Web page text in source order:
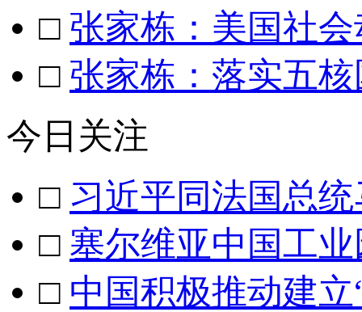
□ 张家栋：美国社
□ 张家栋：落实五
今日关注
□ 习近平同法国总
□ 塞尔维亚中国工
□ 中国积极推动建